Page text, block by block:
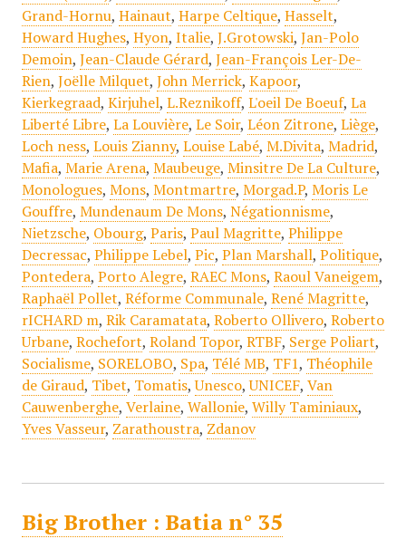
Grand-Hornu, Hainaut, Harpe Celtique, Hasselt,
Howard Hughes, Hyon, Italie, J.Grotowski, Jan-Polo
Demoin, Jean-Claude Gérard, Jean-François Ler-De-
Rien, Joëlle Milquet, John Merrick, Kapoor,
Kierkegraad, Kirjuhel, L.Reznikoff, L'oeil De Boeuf, La
Liberté Libre, La Louvière, Le Soir, Léon Zitrone, Liège,
Loch ness, Louis Zianny, Louise Labé, M.Divita, Madrid,
Mafia, Marie Arena, Maubeuge, Minsitre De La Culture,
Monologues, Mons, Montmartre, Morgad.P, Moris Le
Gouffre, Mundenaum De Mons, Négationnisme,
Nietzsche, Obourg, Paris, Paul Magritte, Philippe
Decressac, Philippe Lebel, Pic, Plan Marshall, Politique,
Pontedera, Porto Alegre, RAEC Mons, Raoul Vaneigem,
Raphaël Pollet, Réforme Communale, René Magritte,
rICHARD m, Rik Caramatata, Roberto Ollivero, Roberto
Urbane, Rochefort, Roland Topor, RTBF, Serge Poliart,
Socialisme, SORELOBO, Spa, Télé MB, TF1, Théophile
de Giraud, Tibet, Tomatis,Unesco,UNICEF, Van
Cauwenberghe, Verlaine, Wallonie, Willy Taminiaux,
Yves Vasseur, Zarathoustra, Zdanov
Big Brother : Batia n° 35